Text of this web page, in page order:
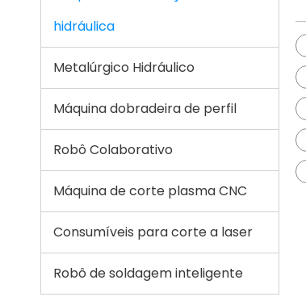
hidráulica
Metalúrgico Hidráulico
Máquina dobradeira de perfil
Robô Colaborativo
Máquina de corte plasma CNC
Consumíveis para corte a laser
Robô de soldagem inteligente